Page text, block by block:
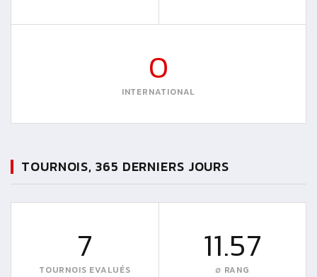
0
INTERNATIONAL
TOURNOIS, 365 DERNIERS JOURS
7
TOURNOIS EVALUÉS
11.57
∅ RANG